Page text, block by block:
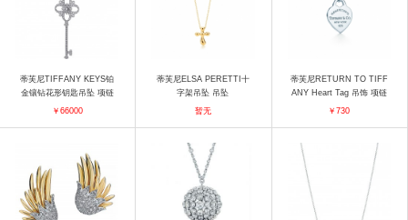
蒂芙尼TIFFANY KEYS铂
金镶钻花形钥匙吊坠 项链
￥66000
蒂芙尼ELSA PERETTI十
字架吊坠 吊坠
暂无
蒂芙尼RETURN TO TIFF
ANY Heart Tag 吊饰 项链
￥730